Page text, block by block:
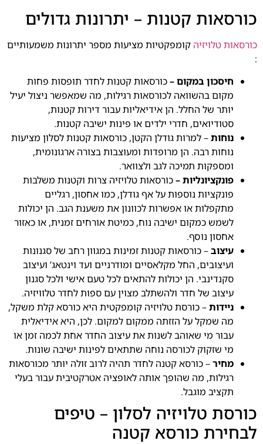
כורסאות קטנות – יתרונות גדולים
כורסאות טלויזיה קומפקטיות מציעות מספר יתרונות משמעותיים
:
חיסכון במקום –כורסאות קטנות לחדר תופסות פחות
מקום בהשוואה לכורסאות רגילות, מה שמאפשר ניצול יעיל
יותר של החלל. הן אידיאליות עבור דירות קטנות,
סטודיואים, חדרי ילדים או פינות ישיבה קטנות.
נוחות– למרות גודלן הקטן, כורסאות קטנות לסלון מציעות
נוחות רבה. הן מרופדות ומעוצבות בצורה ארגונומית,
ומספקות תמיכה לגב ולצוואר.
פונקציונליות –כורסאות טלויזיה צרות וקטנות משלבות
פונקציות נוספות על אף גודלן, כמו אחסון, רגליים
מתקפלות או אפשרות לכוונון את משענת הגב. הן יכולות
לשמש כמקום ישיבה נוח, כמיטת אורחים זמנית, או כאזור
אחסון נוסף.
עיצוב– כורסאות קטנות זמינות במגוון רחב של סגנונות
ועיצובים, החל מקלאסיים ומודרניים ועד וינטאג’ ועיצוב
סקנדינבי. הן יכולות להתאים לכל טעם אישי ולכל סגנון
עיצוב של חדר ולהשתלב מצוין עם ספות לחדר טלוויזיה.
ניידות– כורסת טלויזיה קומפקטית היא כורסא קלת משקל,
מה שמקל על הזזתה ממקום למקום. לכן, היא אידיאלית
עבור מי שאוהב לשנות את עיצוב החדר אחת לכמה זמן או
מי שזקוק לכורסה נוחה שתתאים לפינות ישיבה שונות.
מחיר– כורסא קטנה לחדר תהיה לרוב זולה יותר מכורסאות
רגילות, מה שהופך אותה לאופציה אטרקטיבית עבור בעלי
תקציב מוגבל.
כורסת טלויזיה לסלון – טיפים
לבחירת כורסא קטנה